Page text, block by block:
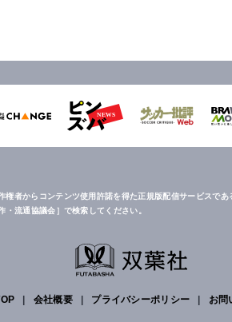
者からコンテンツ使用許諾を得た正規版配信サービスであ
流通協議会］で検索してください。
| 会社概要 | プライバシーポリシー | お問